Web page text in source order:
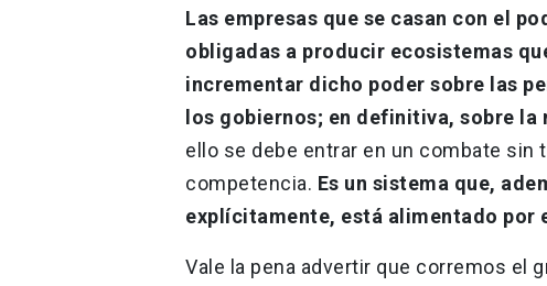
Las empresas que se casan con el
obligadas a producir ecosistemas
incrementar dicho poder sobre las
los gobiernos; en definitiva, sobre
ello se debe entrar en un combate sin
competencia. Es un sistema que,
explícitamente, está alimentado por
Vale la pena advertir que corremos el